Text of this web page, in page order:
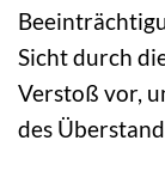
Sicht durch
Verstoß vor,
des